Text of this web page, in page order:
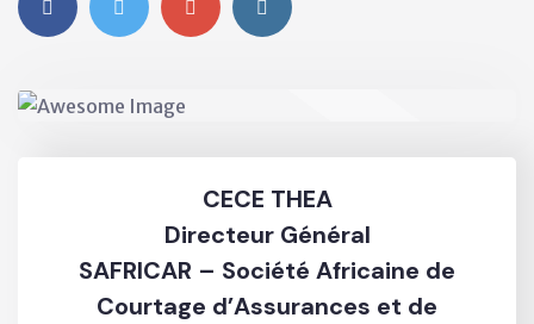
CECE THEA
Directeur Général
SAFRICAR – Société Africaine de
Courtage d’Assurances et de